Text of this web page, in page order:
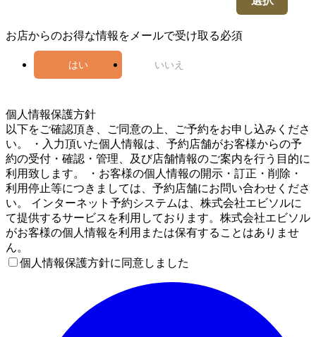
お店からのお得な情報をメールで受け取る必須
はい いいえ
個人情報保護方針
以下をご確認頂き、ご同意の上、ご予約をお申し込みくださ
い。 ・入力頂いた個人情報は、予約店舗がお客様からの予
約の受付・確認・管理、及び店舗情報のご案内を行う目的に
利用致します。 ・お客様の個人情報の開示・訂正・削除・
利用停止等につきましては、予約店舗にお問い合わせくださ
い。 インターネット予約システムは、株式会社エビソルに
て提供するサービスを利用しております。株式会社エビソル
がお客様の個人情報を利用または保有することはありませ
ん。
個人情報保護方針に同意しました